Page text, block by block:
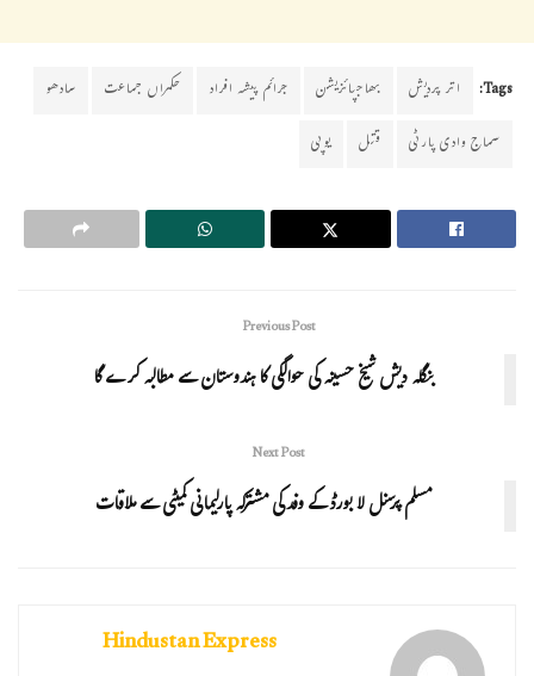
Tags: اتر پردیش بھاجپائزیشن جرائم پیشہ افراد حکمراں جماعت
سادھو
سماج وادی پارٹی
قتل یوپی
Previous Post
بنگلہ دیش شیخ حسینہ کی حوالگی کا ہندوستان سے مطالبہ کرے گا
Next Post
مسلم پرسنل لا بورڈ کے وفدکی مشترکہ پارلیمانی کمیٹی سے ملاقات
Hindustan Express